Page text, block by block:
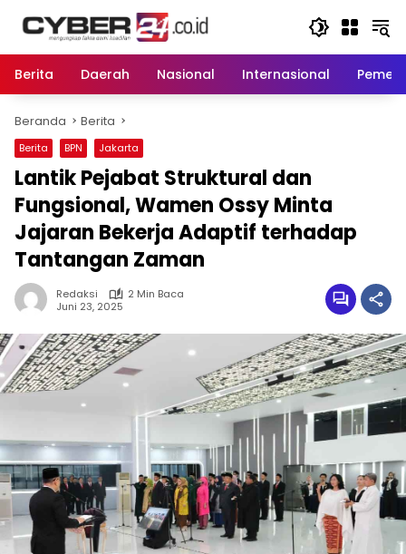
Berita
Daerah Nasional Internasional
Beranda Berita
Berita BPN Jakarta
Lantik Pejabat Struktural dan
Fungsional, Wamen Ossy Minta
Jajaran Bekerja Adaptif terhadap
Tantangan Zaman
Redaksi
2 Min Baca
Juni 23, 2025